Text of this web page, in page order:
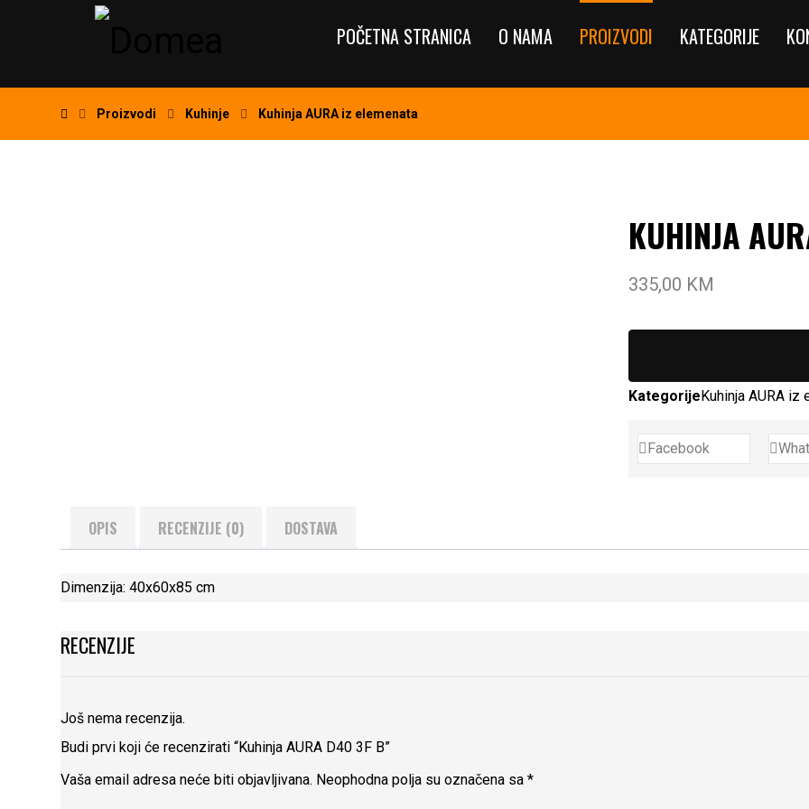
POČETNA STRANICA O NAMA PROIZVODI KATEGORIJE
Proizvodi Kuhinje Kuhinja AURA iz elemenata
KUHINJA
335,00 KM
KategorijeKuhinja AURA iz
Facebook
OPIS RECENZIJE (0) DOSTAVA
Dimenzija: 40x60x85 cm
RECENZIJE
Još nema recenzija.
Budi prvi koji će recenzirati “Kuhinja AURA D40 3F B”
Vaša email adresa neće biti objavljivana. Neophodna polja su označena sa*